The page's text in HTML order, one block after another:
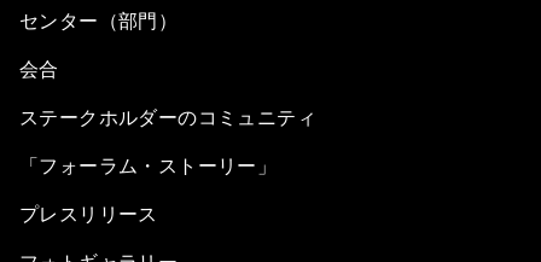
センター（部門）
会合
ステークホルダーのコミュニティ
「フォーラム・ストーリー」
プレスリリース